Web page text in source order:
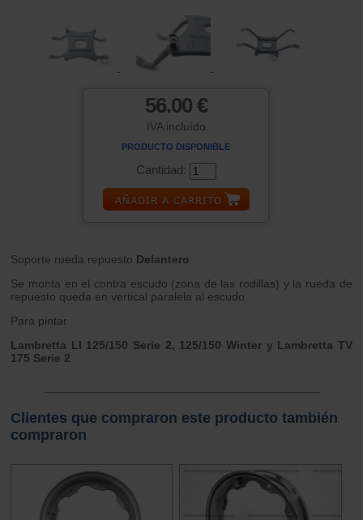
56.00 €
IVA incluído
PRODUCTO DISPONIBLE
Cantidad:
Soporte rueda repuesto Delantero
Se monta en el contra escudo (zona de las rodillas) y la rueda de
repuesto queda en vertical paralela al escudo
Para pintar
Lambretta LI 125/150 Serie 2, 125/150 Winter y Lambretta TV
175 Serie 2
Clientes que compraron este producto también
compraron